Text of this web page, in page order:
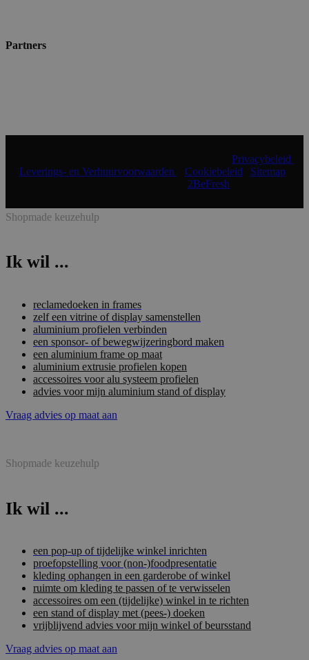
Partners
Privacybeleid
Leverings- en Verhuurvoorwaarden
Cookiebeleid Sitemap|
2BeFresh
Shopmade keuzehulp
Ik wil ...
reclamedoeken in frames
zelf een vitrine of display samenstellen
aluminium profielen verbinden
een sponsor- of bewegwijzeringbord maken
een aluminium frame op maat
aluminium extrusie profielen kopen
accessoires voor alu systeem profielen
advies voor mijn aluminium stand of display
Vraag advies op maat aan
Shopmade keuzehulp
Ik wil ...
een pop-up of tijdelijke winkel inrichten
proefopstelling voor (non-)foodpresentatie
kleding ophangen in een garderobe of winkel
ruimte om kleding te passen of te verwisselen
accessoires om een (tijdelijke) winkel in te richten
een stand of display met (pees-) doeken
vrijblijvend advies voor mijn winkel of beursstand
Vraag advies op maat aan